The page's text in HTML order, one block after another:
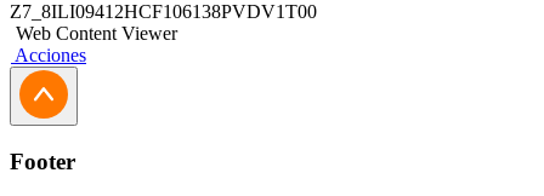
Z7_8ILI09412HCF106138PVDV1T00
Web Content Viewer
Acciones
Footer